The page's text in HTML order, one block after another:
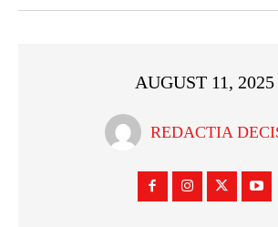
AUGUST 11, 2025
REDACTIA